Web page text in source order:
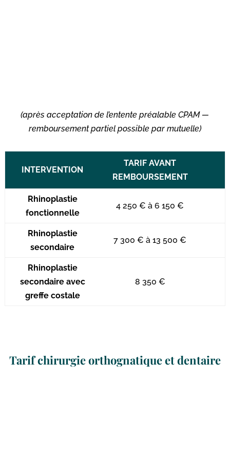
(après acceptation de l’entente préalable CPAM —
remboursement partiel possible par mutuelle)
INTERVENTION
TARIF AVANT
REMBOURSEMENT
Rhinoplastie
fonctionnelle
4 250 € à 6 150 €
Rhinoplastie
secondaire
7 300 € à 13 500 €
Rhinoplastie
secondaire avec
greffe costale
8 350 €
Tarif chirurgie orthognatique et dentaire